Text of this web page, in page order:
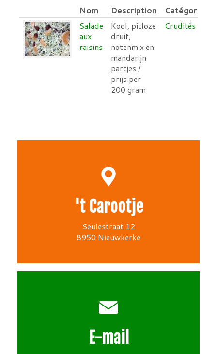
Nom Description Catégorie
Salade
aux
raisins
Kool, pitloze
druif,
notenmix en
mandarijn
partjes /
prijs per
200 gram
Crudités
't Carootje
Seulestraat 12
8950 Nieuwkerke
E-mail